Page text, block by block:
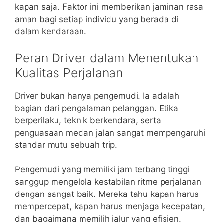
kapan saja. Faktor ini memberikan jaminan rasa
aman bagi setiap individu yang berada di
dalam kendaraan.
Peran Driver dalam Menentukan
Kualitas Perjalanan
Driver bukan hanya pengemudi. Ia adalah
bagian dari pengalaman pelanggan. Etika
berperilaku, teknik berkendara, serta
penguasaan medan jalan sangat mempengaruhi
standar mutu sebuah trip.
Pengemudi yang memiliki jam terbang tinggi
sanggup mengelola kestabilan ritme perjalanan
dengan sangat baik. Mereka tahu kapan harus
mempercepat, kapan harus menjaga kecepatan,
dan bagaimana memilih jalur yang efisien.